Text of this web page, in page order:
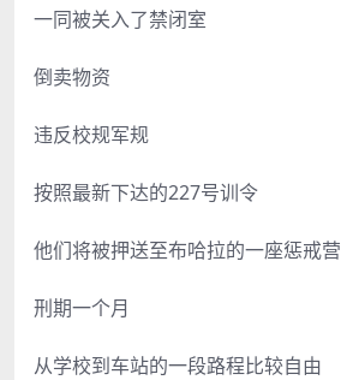
一同被关入了禁闭室
倒卖物资
违反校规军规
按照最新下达的227号训令
他们将被押送至布哈拉的一座惩戒营
刑期一个月
从学校到车站的一段路程比较自由